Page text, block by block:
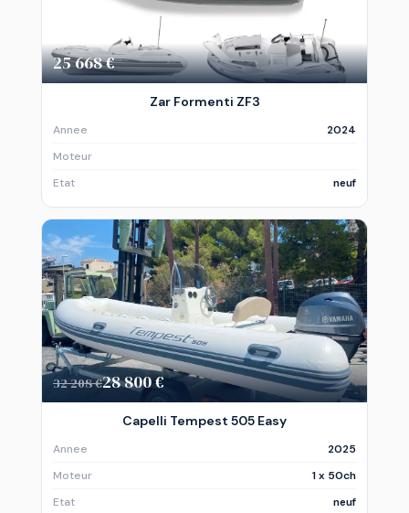
25 668 €
Zar Formenti ZF3
Annee
2024
Moteur
Etat
neuf
32 208 €28 800 €
Capelli Tempest 505 Easy
Annee
2025
Moteur
1 x 50ch
Etat
neuf